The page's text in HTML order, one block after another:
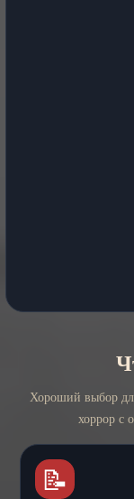
Хороший выбор
хоррор с
📝